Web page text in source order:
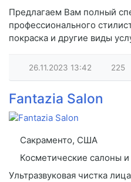
Предлагаем Вам полный
профессионального
покраска и другие виды
26.11.2023 13:42 225
Fantazia Salon
Сакраменто, США
Косметические салоны
Ультразвуковая чистка